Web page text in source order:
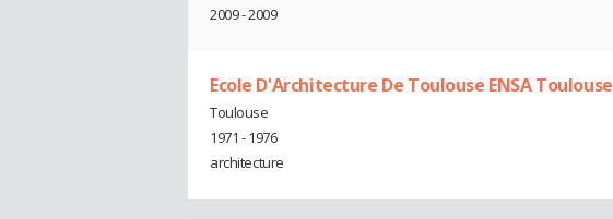
2009 - 2009
Ecole D'Architecture De Toulouse ENSA Toulouse
Toulouse
1971 - 1976
architecture